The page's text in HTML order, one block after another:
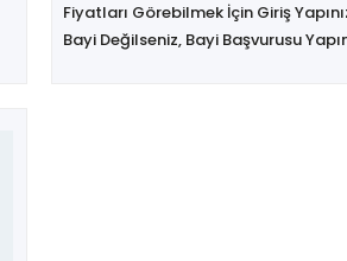
Fiyatları Görebilmek İçin Giriş
Bayi Değilseniz, Bayi Başvurusu